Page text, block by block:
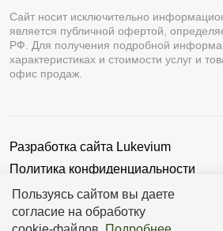
Пользуясь сайтом вы даете
согласие на обработку
Сайт носит исключительно
является публичной офертой,
РФ. Для получения подробной
характеристиках и стоимости услуг и
офис продаж.
Разработка сайта Lukevium
Политика конфиденциальности
Пользовательское соглашение